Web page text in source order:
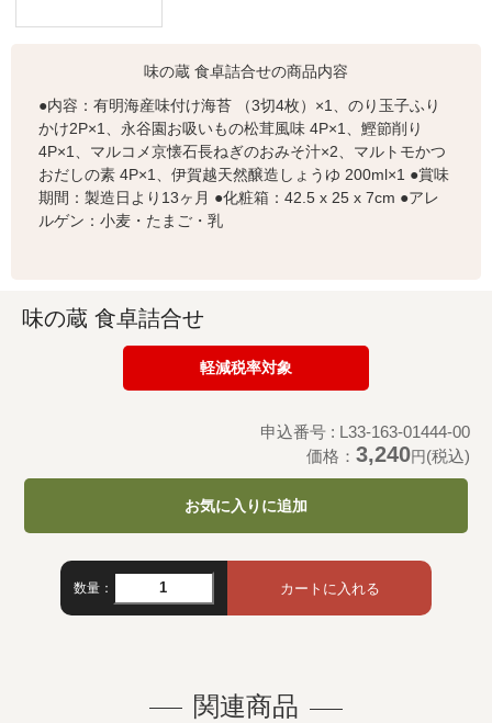
味の蔵 食卓詰合せの商品内容
●内容：有明海産味付け海苔 （3切4枚）×1、のり玉子ふり
かけ2P×1、永谷園お吸いもの松茸風味 4P×1、鰹節削り
4P×1、マルコメ京懐石長ねぎのおみそ汁×2、マルトモかつ
おだしの素 4P×1、伊賀越天然醸造しょうゆ 200ml×1 ●賞味
期間：製造日より13ヶ月 ●化粧箱：42.5 x 25 x 7cm ●アレ
ルゲン：小麦・たまご・乳
味の蔵 食卓詰合せ
軽減税率対象
申込番号 : L33-163-01444-00
価格： 3,240円(税込)
お気に入りに追加
数量：
関連商品